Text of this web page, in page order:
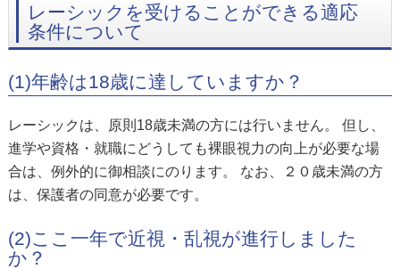
レーシックを受けることができる適応
条件について
(1)年齢は18歳に達していますか？
レーシックは、原則18歳未満の方には行いません。 但し、
進学や資格・就職にどうしても裸眼視力の向上が必要な場
合は、例外的に御相談にのります。 なお、２０歳未満の方
は、保護者の同意が必要です。
(2)ここ一年で近視・乱視が進行しました
か？